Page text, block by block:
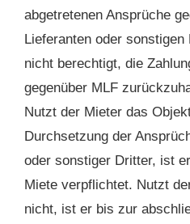
abgetretenen Ansprüche
Lieferanten oder
nicht berechtigt, die
gegenüber MLF
Nutzt der Mieter das
Durchsetzung der
oder sonstiger Dritter, ist
Miete verpflichtet. Nutzt
nicht, ist er bis zur